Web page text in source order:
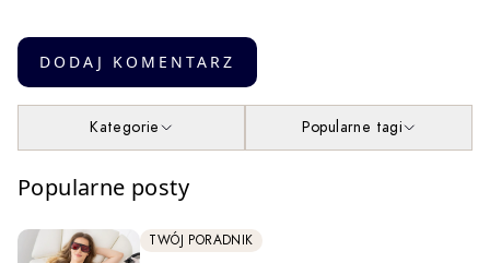
DODAJ KOMENTARZ
Kategorie Popularne tagi
Popularne posty
TWÓJ PORADNIK